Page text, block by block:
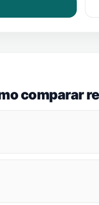
comparar